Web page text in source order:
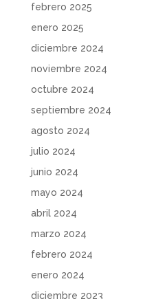
febrero 2025
enero 2025
diciembre 2024
noviembre 2024
octubre 2024
septiembre 2024
agosto 2024
julio 2024
junio 2024
mayo 2024
abril 2024
marzo 2024
febrero 2024
enero 2024
diciembre 2023